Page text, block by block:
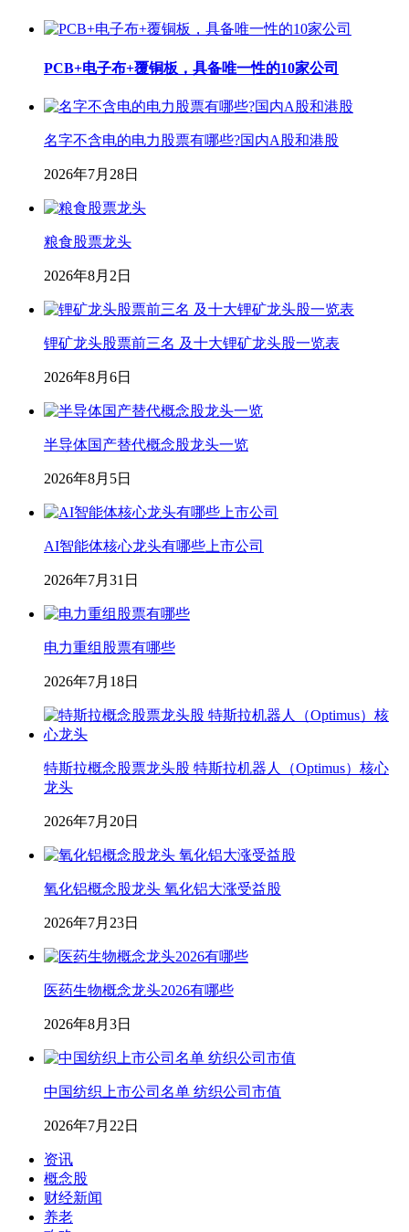
PCB+电子布+覆铜板，具备唯一性的10家公司
名字不含电的电力股票有哪些?国内A股和港股
2026年7月28日
粮食股票龙头
2026年8月2日
锂矿龙头股票前三名 及十大锂矿龙头股一览表
2026年8月6日
半导体国产替代概念股龙头一览
2026年8月5日
AI智能体核心龙头有哪些上市公司
2026年7月31日
电力重组股票有哪些
2026年7月18日
特斯拉概念股票龙头股 特斯拉机器人（Optimus）核心
龙头
2026年7月20日
氧化铝概念股龙头 氧化铝大涨受益股
2026年7月23日
医药生物概念龙头2026有哪些
2026年8月3日
中国纺织上市公司名单 纺织公司市值
2026年7月22日
资讯
概念股
财经新闻
养老